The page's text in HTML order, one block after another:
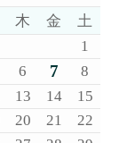
木 金
土
1
6 7
8
13 14
15
20 21
22